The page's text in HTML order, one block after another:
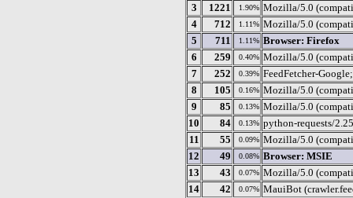
3 1221 1.90% Mozilla/5.0
4
712 1.11% Mozilla/5.0
5
711 1.11% Browser: Firefox
6
259 0.40% Mozilla/5.0
7
252 0.39% FeedFetcher-
8
105 0.16% Mozilla/5.0
9
85 0.13% Mozilla/5.0
10
84 0.13% python-requests/
11
55 0.09% Mozilla/5.0
12
49 0.08% Browser: MSIE
13
43 0.07% Mozilla/5.0
14
42 0.07% MauiBot